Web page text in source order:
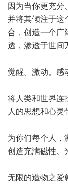
因为当你更充分
并将其倾注于这
合，创造一个广
透，渗透于世间
觉醒。激动。
将人类和世界连
人的思想和心灵
为你们每个人，
创造充满磁性、
无限的造物之爱